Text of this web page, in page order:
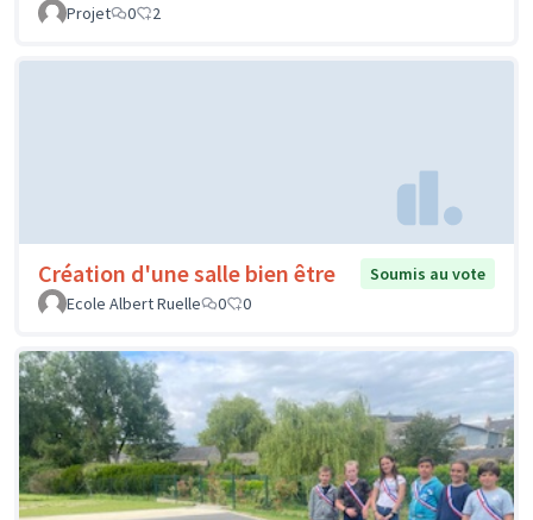
Projet
0 2
Création d'une salle bien être
Soumis au vote
Ecole Albert Ruelle
0 0